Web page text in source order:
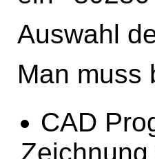
Auswahl
Man muss
CAD